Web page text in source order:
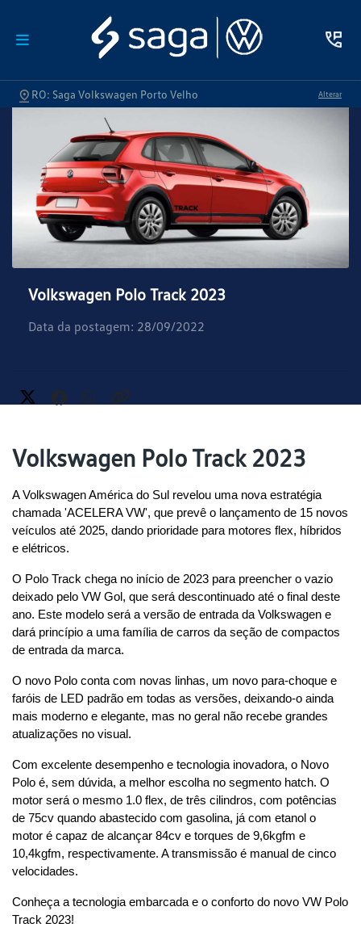
RO: Saga Volkswagen Porto Velho Alterar
Volkswagen Polo Track 2023
Data da postagem: 28/09/2022
Volkswagen Polo Track 2023
A Volkswagen América do Sul revelou uma nova estratégia
chamada 'ACELERA VW', que prevê o lançamento de 15 novos
veículos até 2025, dando prioridade para motores flex, híbridos
e elétricos.
O Polo Track chega no início de 2023 para preencher o vazio
deixado pelo VW Gol, que será descontinuado até o final deste
ano. Este modelo será a versão de entrada da Volkswagen e
dará princípio a uma família de carros da seção de compactos
de entrada da marca.
O novo Polo conta com novas linhas, um novo para-choque e
faróis de LED padrão em todas as versões, deixando-o ainda
mais moderno e elegante, mas no geral não recebe grandes
atualizações no visual.
Com excelente desempenho e tecnologia inovadora, o Novo
Polo é, sem dúvida, a melhor escolha no segmento hatch. O
motor será o mesmo 1.0 flex, de três cilindros, com potências
de 75cv quando abastecido com gasolina, já com etanol o
motor é capaz de alcançar 84cv e torques de 9,6kgfm e
10,4kgfm, respectivamente. A transmissão é manual de cinco
velocidades.
Conheça a tecnologia embarcada e o conforto do novo VW Polo
Track 2023!